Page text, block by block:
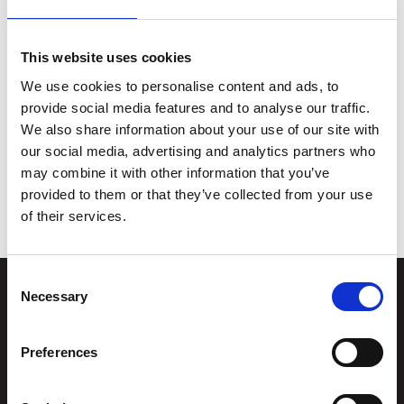
This website uses cookies
We use cookies to personalise content and ads, to
provide social media features and to analyse our traffic.
We also share information about your use of our site with
our social media, advertising and analytics partners who
may combine it with other information that you’ve
provided to them or that they’ve collected from your use
of their services.
Selection
Necessary
Preferences
er helt opp til deg. Vi har spill og hobbymateriell, og
pga begrenset kapasitet, men du kan alltid komme
og henge. Alt er gratis!
Nevnte vi at det er gratis wifi og stikkkontakter? Føl
deg som hjemme.
Kunstsilo